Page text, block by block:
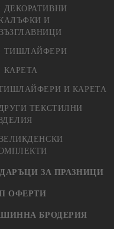
ДЕКОРАТИВНИ
КАЛЪФКИ И
ВЪЗГЛАВНИЦИ
ТИШЛАЙФЕРИ
КАРЕТА
И КАРЕТА
ТЕКСТИЛНИ
ВЕЛИКДЕНСКИ
ЗА ПРАЗНИЦИ
ОФЕРТИ
БРОДЕРИЯ